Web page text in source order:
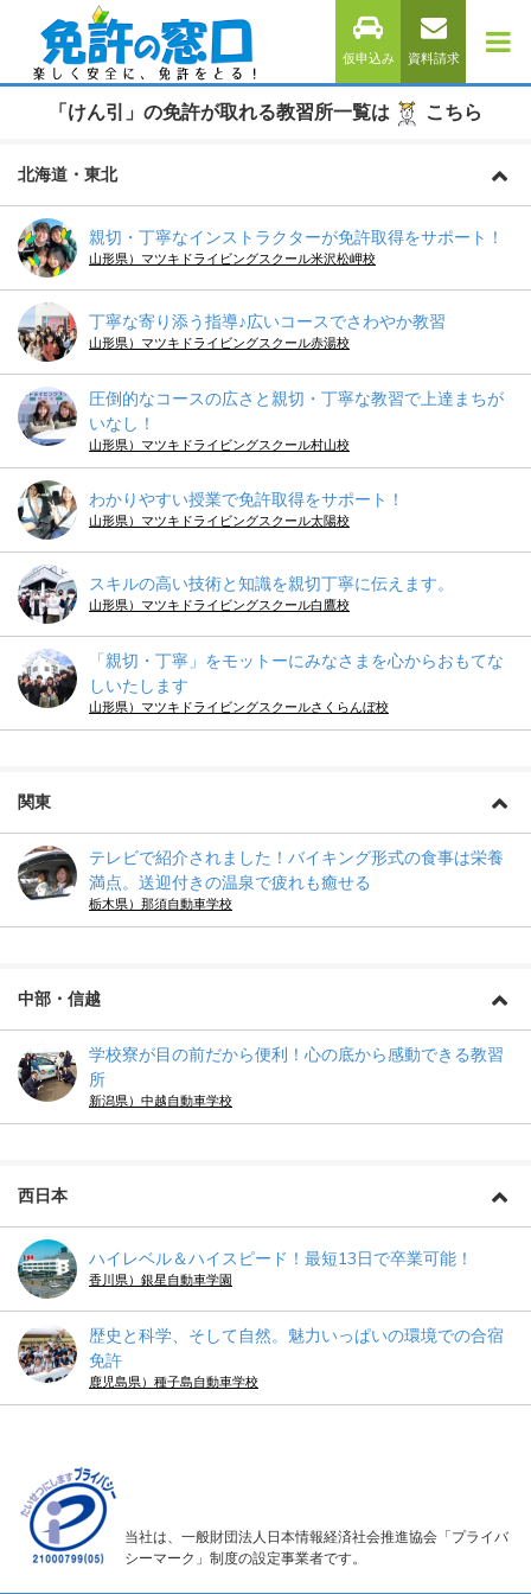
仮申込み 資料請求
「けん引」の免許が取れる教習所一覧は こちら
北海道・東北
親切・丁寧なインストラクターが免許取得をサポート！
山形県）マツキドライビングスクール米沢松岬校
丁寧な寄り添う指導♪広いコースでさわやか教習
山形県）マツキドライビングスクール赤湯校
圧倒的なコースの広さと親切・丁寧な教習で上達まちが
いなし！
山形県）マツキドライビングスクール村山校
わかりやすい授業で免許取得をサポート！
山形県）マツキドライビングスクール太陽校
スキルの高い技術と知識を親切丁寧に伝えます。
山形県）マツキドライビングスクール白鷹校
「親切・丁寧」をモットーにみなさまを心からおもてな
しいたします
山形県）マツキドライビングスクールさくらんぼ校
関東
テレビで紹介されました！バイキング形式の食事は栄養
満点。送迎付きの温泉で疲れも癒せる
栃木県）那須自動車学校
中部・信越
学校寮が目の前だから便利！心の底から感動できる教習
所
新潟県）中越自動車学校
西日本
ハイレベル＆ハイスピード！最短13日で卒業可能！
香川県）銀星自動車学園
歴史と科学、そして自然。魅力いっぱいの環境での合宿
免許
鹿児島県）種子島自動車学校
当社は、一般財団法人日本情報経済社会推進協会「プライバ
シーマーク」制度の設定事業者です。